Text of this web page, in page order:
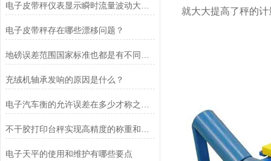
电子皮带秤存在哪些漂移问题？
充绒机轴承发响的原因是什么？
电子天平的使用和维护有哪些要点
就大大提高了秤的